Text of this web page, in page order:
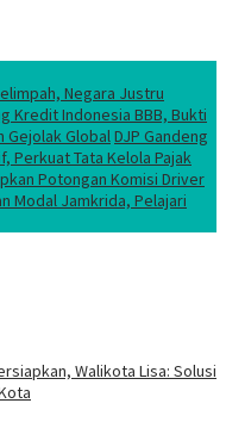
Negara Justru
Kredit Indonesia BBB, Bukti
Gejolak GlobalDJP Gandeng
Perkuat Tata Kelola Pajak
Potongan Komisi Driver
Modal Jamkrida, Pelajari
Walikota Lisa: Solusi